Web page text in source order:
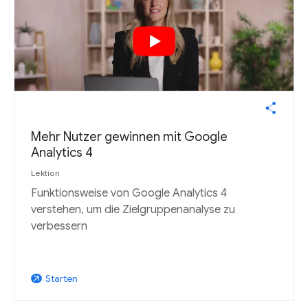
Mehr Nutzer gewinnen mit Google
Analytics 4
Lektion
Funktionsweise von Google Analytics 4
verstehen, um die Zielgruppenanalyse zu
verbessern
arrow_outward Starten